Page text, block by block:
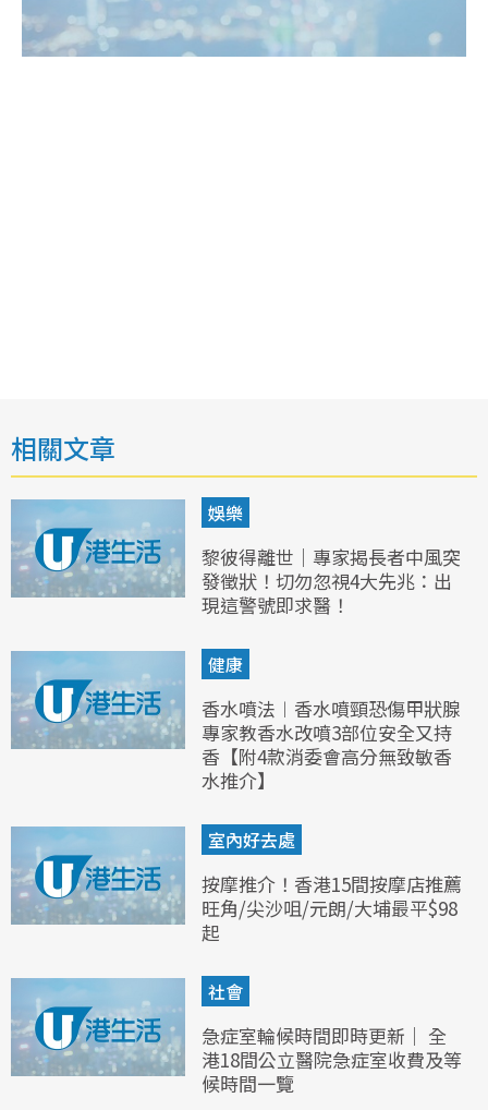
相關文章
娛樂
黎彼得離世｜專家揭長者中風突
發徵狀！切勿忽視4大先兆：出
現這警號即求醫！
健康
香水噴法︱香水噴頸恐傷甲狀腺
專家教香水改噴3部位安全又持
香【附4款消委會高分無致敏香
水推介】
室內好去處
按摩推介！香港15間按摩店推薦
旺角/尖沙咀/元朗/大埔最平$98
起
社會
急症室輪候時間即時更新｜ 全
港18間公立醫院急症室收費及等
候時間一覽